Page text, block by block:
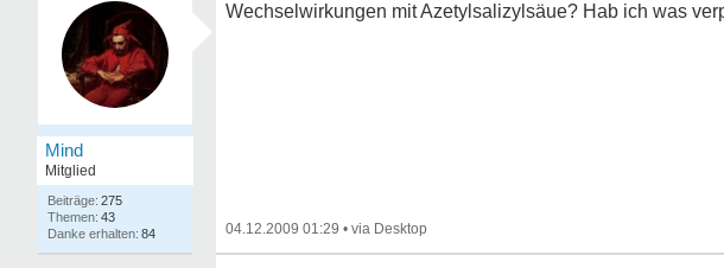
Mind
Mitglied
275
43
84
Wechselwirkungen mit Azetylsalizylsäue? Hab ich was
04.12.2009 01:29 •